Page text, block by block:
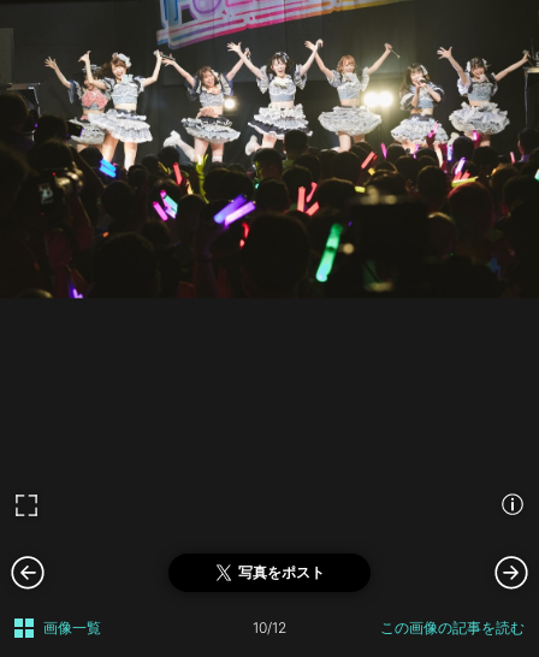
写真をポスト
画像一覧 10/12 この画像の記事を読む